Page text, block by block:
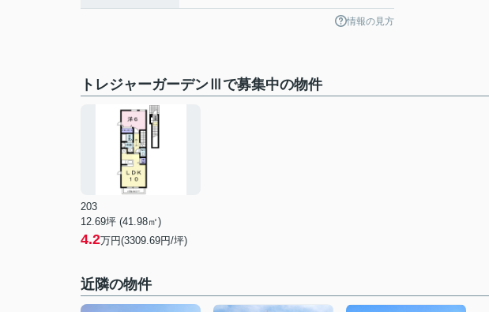
情報の見方
トレジャーガーデンⅢで募集中の物件
203
12.69坪 (41.98㎡)
4.2万円(3309.69円/坪)
近隣の物件